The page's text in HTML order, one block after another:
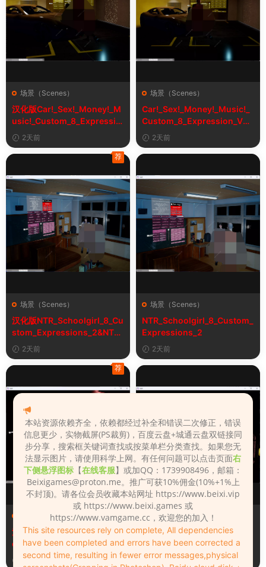
场景（Scenes）
汉化版Car!_Sex!_Money!_M
usic!_Custom_8_Expressio
n_V2_1&车！性！钱！音乐！
自定义表情
2天前
场景（Scenes）
Car!_Sex!_Money!_Music!_
Custom_8_Expression_V2_
1
2天前
场景（Scenes）
汉化版NTR_Schoolgirl_8_Cu
stom_Expressions_2&NTR
女学生8自定义表情
2天前
荐
场景（Scenes）
NTR_Schoolgirl_8_Custom_
Expressions_2
2天前
场景（Scenes）
汉化版Fall_Of_Dynasty_Silh
ouette_Play_Bug_Fixed_2&
《王朝陨落》剪影玩法修复版
5天前
荐
场景（Scenes）
Fall_Of_Dynasty_Silhouette
_Play_Bug_Fixed_2
5天前
本站资源依赖齐全，依赖都经过补全和错误二次修正，错误
信息更少，实物截屏(PS裁剪)，百度云盘+城通云盘双链接同
步分享，搜索框关键词查找或按菜单栏分类查找。如果您无
法显示图片，请使用科学上网。有任何问题可以点击页面右
下侧悬浮图标 【在线客服】或加QQ：1739908496，邮箱：
Beixigames@proton.me。推广可获10%佣金(10%+1%上
不封顶)。请各位会员收藏本站网址 https://www.beixi.vip
或 https://www.beixi.games 或
https://www.vamgame.cc，欢迎您的加入！
This site resources rely on complete, All dependencies
have been completed and errors have been corrected a
second time, resulting in fewer error messages,physical